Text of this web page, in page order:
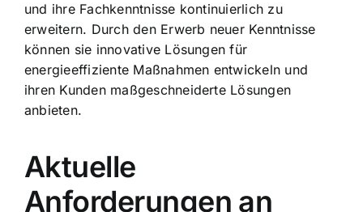
und ihre Fachkenntnisse kontinuierlich zu
erweitern. Durch den Erwerb neuer Kenntnisse
können sie innovative Lösungen für
energieeffiziente Maßnahmen entwickeln und
ihren Kunden maßgeschneiderte Lösungen
anbieten.
Aktuelle
Anforderungen an